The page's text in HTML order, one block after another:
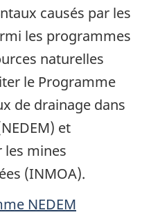
causés par les
les programmes
naturelles
le Programme
de drainage dans
et
les mines
(INMOA).
NEDEM